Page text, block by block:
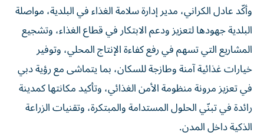
وأكّد عادل الكراني، مدير إدارة سلامة الغذاء في البلدية، مواصلة
البلدية جهودها لتعزيز ودعم الابتكار في قطاع الغذاء، وتشجيع
المشاريع التي تسهم في رفع كفاءة الإنتاج المحلي، وتوفير
خيارات غذائية آمنة وطازجة للسكان، بما يتماشى مع رؤية دبي
في تعزيز مرونة منظومة الأمن الغذائي، وتأكيد مكانتها كمدينة
رائدة في تبنّي الحلول المستدامة والمبتكرة، وتقنيات الزراعة
الذكية داخل المدن.